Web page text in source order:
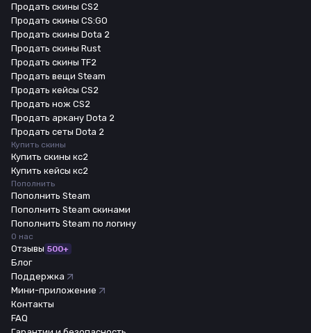
Продать скины CS2
Продать скины CS:GO
Продать скины Dota 2
Продать скины Rust
Продать скины TF2
Продать вещи Steam
Продать кейсы CS2
Продать нож CS2
Продать аркану Dota 2
Продать сеты Dota 2
Купить скины
Купить скины кс2
Купить кейсы кс2
Пополнить
Пополнить Steam
Пополнить Steam скинами
Пополнить Steam по логину
О нас
Отзывы 500+
Блог
Поддержка
Мини-приложение
Контакты
FAQ